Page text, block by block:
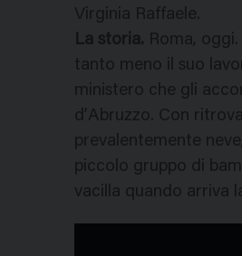
Virginia Raffaele.
La storia. Roma,
tanto meno il suo
ministero che gli
d’Abruzzo. Con
prevalentemente
piccolo gruppo di
vacilla quando arriva